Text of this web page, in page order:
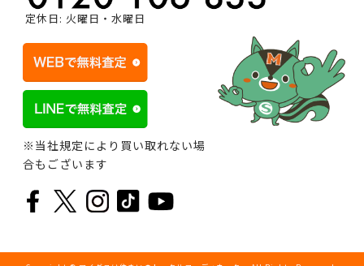
定休日: 火曜日・水曜日
※当社規定により買い取れない場
合もございます